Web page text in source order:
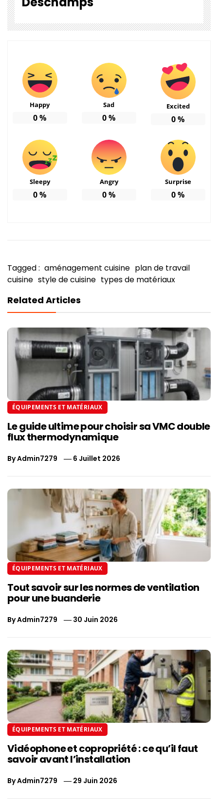
Happy
0%
Sad
0%
Excited
0%
Sleepy
0%
Angry
0%
Surprise
0%
Tagged : aménagement cuisine plan de travail
cuisine style de cuisine types de matériaux
Related Articles
ÉQUIPEMENTS ET MATÉRIAUX
Le guide ultime pour choisir sa VMC double
flux thermodynamique
ByAdmin7279 6 Juillet 2026
ÉQUIPEMENTS ET MATÉRIAUX
Tout savoir sur les normes de ventilation
pour une buanderie
ByAdmin7279 30 Juin 2026
ÉQUIPEMENTS ET MATÉRIAUX
Vidéophone et copropriété : ce qu’il faut
savoir avant l’installation
ByAdmin7279 29 Juin 2026